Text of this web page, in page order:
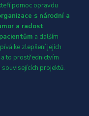
pomoc opravdu
s národní a
a radost
a dalším
ke zlepšení jejich
to prostřednictvím
projektů.